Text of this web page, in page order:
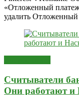
«Отложенный
удалить Отложенный
Считыватели
Они работают и